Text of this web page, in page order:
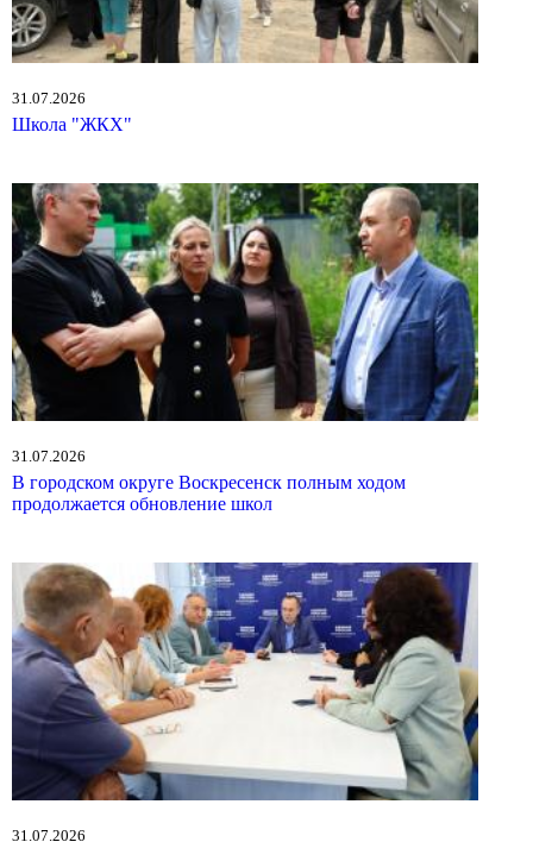
31.07.2026
Школа "ЖКХ"
31.07.2026
В городском округе Воскресенск полным ходом
продолжается обновление школ
31.07.2026